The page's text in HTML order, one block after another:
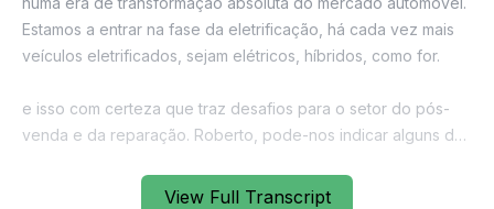
View Full Transcript